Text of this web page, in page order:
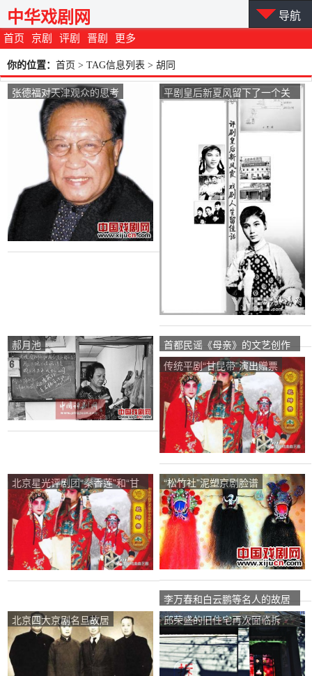
首页 京剧 评剧 晋剧 更多
中华戏剧网 导航
你的位置： 首页 > TAG信息列表 > 胡同
张德福对天津观众的思考
平剧皇后新夏风留下了一个关
于她戏剧生活的好故事。
郝月池
首都民谣《母亲》的文艺创作
灵感来自泥浆。
传统平剧“甘昆带”演出赠票
北京星光评剧团“秦香莲”和“甘
昆带”公演
“松竹社”泥塑京剧脸谱
李万春和白云鹏等名人的故居
将被拆除
北京四大京剧名旦故居
邱荣盛的旧住宅再次面临拆
除。